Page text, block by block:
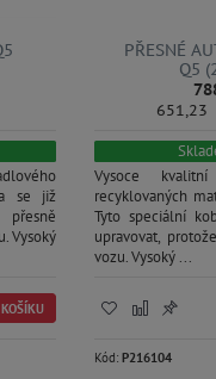
se již
přesně
Vysoký
PŘESNÉ
Q5
651,23
Vysoce
recyklovaných
Tyto speciální
upravovat,
vozu. Vysoký ...
Kód:P216104